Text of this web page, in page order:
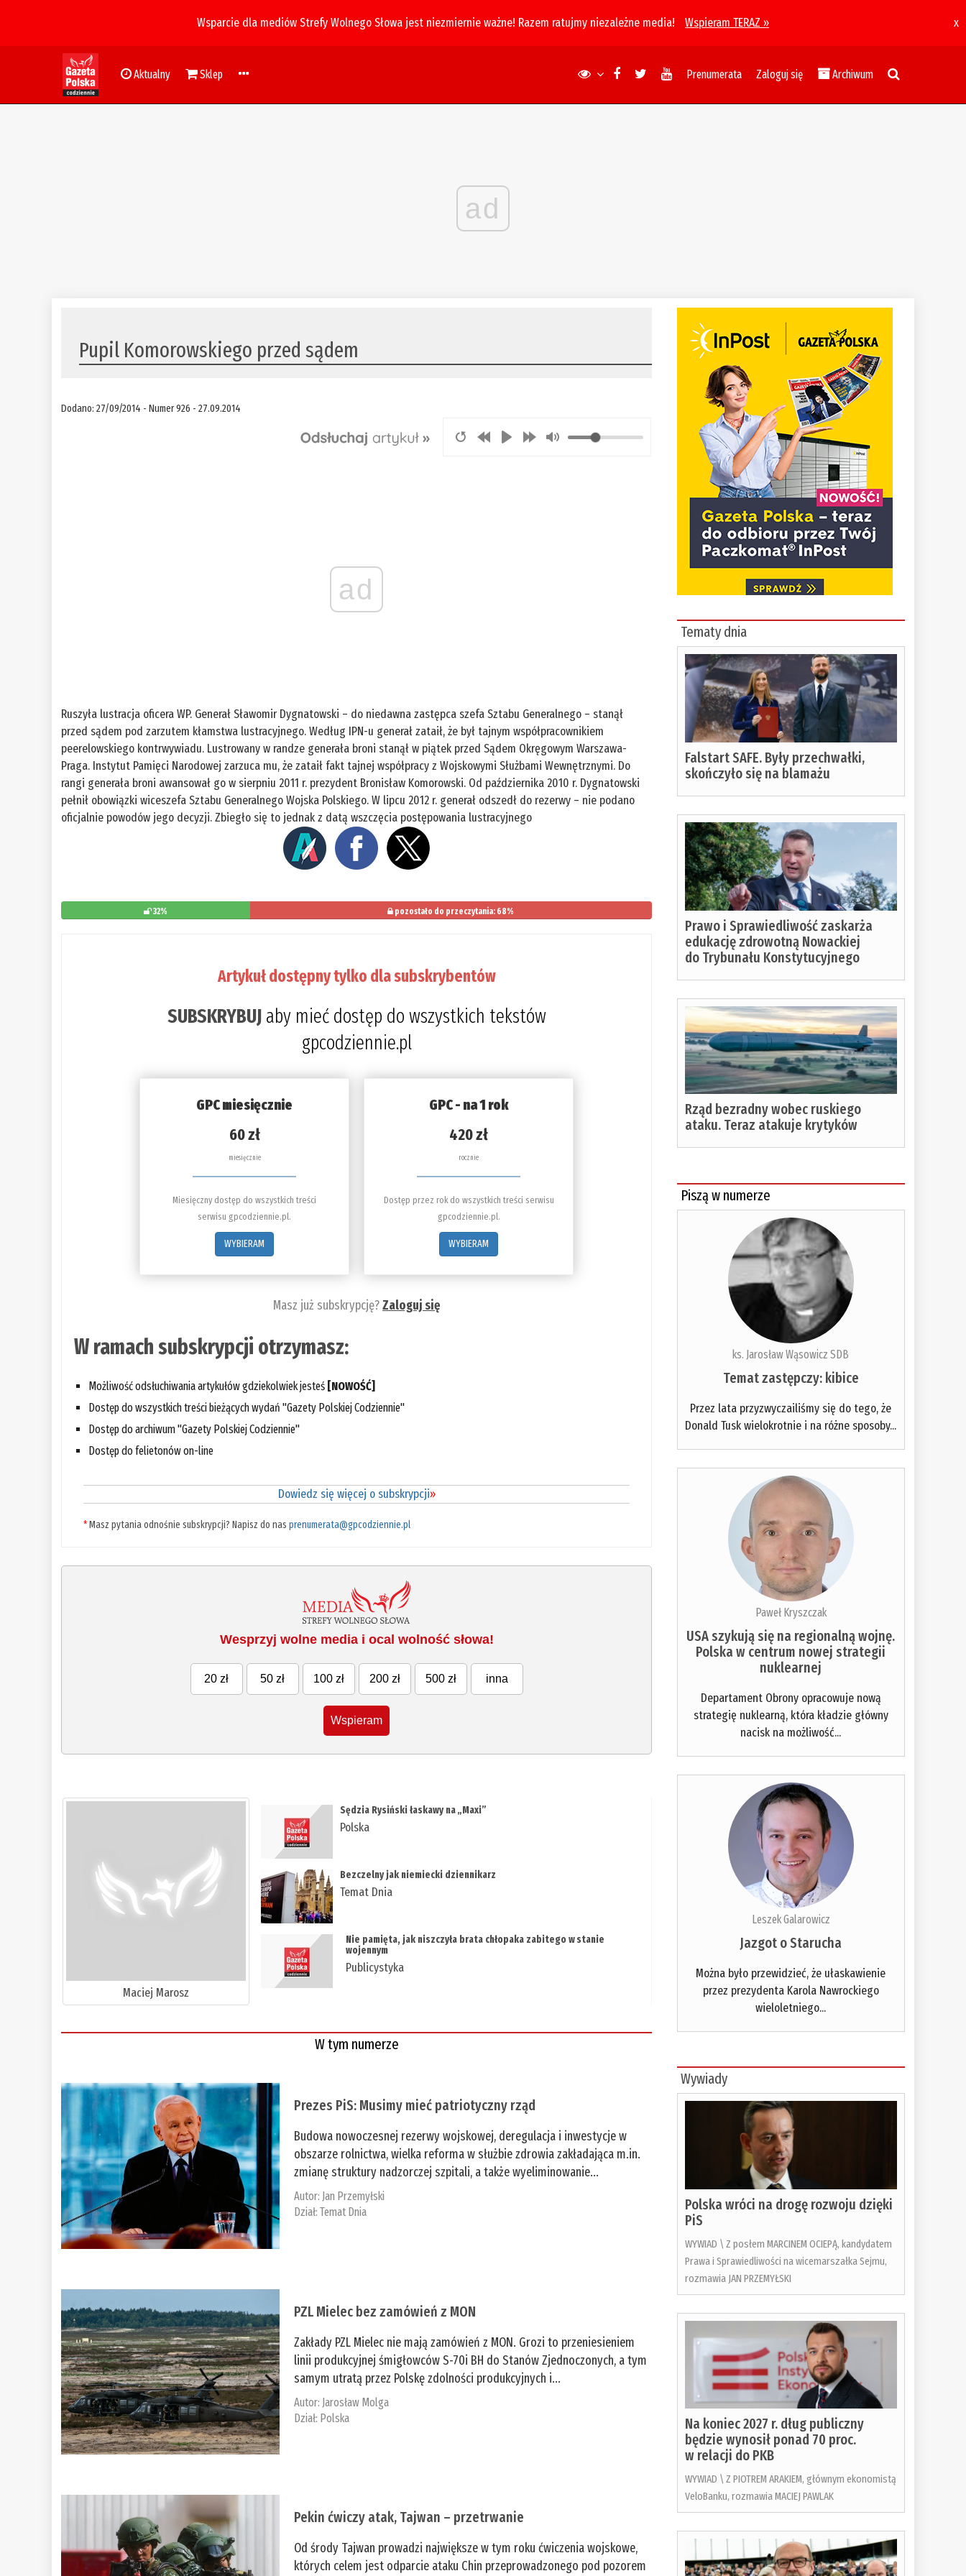
Wsparcie dla mediów Strefy Wolnego Słowa jest niezmiernie ważne! Razem ratujmy niezależne media! Wspieram TERAZ » x
Aktualny Sklep Prenumerata Zaloguj się Archiwum
ad
Pupil Komorowskiego przed sądem
Dodano: 27/09/2014 - Numer 926 - 27.09.2014
ad
Ruszyła lustracja oficera WP. Generał Sławomir Dygnatowski – do niedawna zastępca szefa Sztabu Generalnego – stanął
przed sądem pod zarzutem kłamstwa lustracyjnego. Według IPN-u generał zataił, że był tajnym współpracownikiem
peerelowskiego kontrwywiadu. Lustrowany w randze generała broni stanął w piątek przed Sądem Okręgowym Warszawa-
Praga. Instytut Pamięci Narodowej zarzuca mu, że zataił fakt tajnej współpracy z Wojskowymi Służbami Wewnętrznymi. Do
rangi generała broni awansował go w sierpniu 2011 r. prezydent Bronisław Komorowski. Od października 2010 r. Dygnatowski
pełnił obowiązki wiceszefa Sztabu Generalnego Wojska Polskiego. W lipcu 2012 r. generał odszedł do rezerwy – nie podano
oficjalnie powodów jego decyzji. Zbiegło się to jednak z datą wszczęcia postępowania lustracyjnego
32% pozostało do przeczytania: 68%
Artykuł dostępny tylko dla subskrybentów
SUBSKRYBUJaby mieć dostęp do wszystkich tekstów
gpcodziennie.pl
GPC miesięcznie
60 zł
miesięcznie
Miesięczny dostęp do wszystkich treści
serwisu gpcodziennie.pl.
WYBIERAM
GPC - na 1 rok
420 zł
rocznie
Dostęp przez rok do wszystkich treści serwisu
gpcodziennie.pl.
WYBIERAM
Masz już subskrypcję?Zaloguj się
W ramach subskrypcji otrzymasz:
Możliwość odsłuchiwania artykułów gdziekolwiek jesteś [NOWOŚĆ]
Dostęp do wszystkich treści bieżących wydań "Gazety Polskiej Codziennie"
Dostęp do archiwum "Gazety Polskiej Codziennie"
Dostęp do felietonów on-line
Dowiedz się więcej o subskrypcji»
*Masz pytania odnośnie subskrypcji? Napisz do nasprenumerata@gpcodziennie.pl
Wesprzyj wolne media i ocal wolność słowa!
20 zł 50 zł 100 zł 200 zł 500 zł inna
Wspieram
Maciej Marosz
​Sędzia Rysiński łaskawy na „Maxi”
Polska
Bezczelny jak niemiecki dziennikarz
Temat Dnia
Nie pamięta, jak niszczyła brata chłopaka zabitego w stanie
wojennym
Publicystyka
W tym numerze
Prezes PiS: Musimy mieć patriotyczny rząd
Budowa nowoczesnej rezerwy wojskowej, deregulacja i inwestycje w
obszarze rolnictwa, wielka reforma w służbie zdrowia zakładająca m.in.
zmianę struktury nadzorczej szpitali, a także wyeliminowanie...
Autor: Jan Przemyłski
Dział:Temat Dnia
PZL Mielec bez zamówień z MON
Zakłady PZL Mielec nie mają zamówień z MON. Grozi to przeniesieniem
linii produkcyjnej śmigłowców S-70i BH do Stanów Zjednoczonych, a tym
samym utratą przez Polskę zdolności produkcyjnych i...
Autor: Jarosław Molga
Dział: Polska
Pekin ćwiczy atak, Tajwan – przetrwanie
Od środy Tajwan prowadzi największe w tym roku ćwiczenia wojskowe,
których celem jest odparcie ataku Chin przeprowadzonego pod pozorem
Tematy dnia
Falstart SAFE. Były przechwałki,
skończyło się na blamażu
Prawo i Sprawiedliwość zaskarża
edukację zdrowotną Nowackiej
do Trybunału Konstytucyjnego
Rząd bezradny wobec ruskiego
ataku. Teraz atakuje krytyków
Piszą w numerze
ks. Jarosław Wąsowicz SDB
Temat zastępczy: kibice
Przez lata przyzwyczailiśmy się do tego, że
Donald Tusk wielokrotnie i na różne sposoby...
Paweł Kryszczak
USA szykują się na regionalną wojnę.
Polska w centrum nowej strategii
nuklearnej
Departament Obrony opracowuje nową
strategię nuklearną, która kładzie główny
nacisk na możliwość...
Leszek Galarowicz
Jazgot o Starucha
Można było przewidzieć, że ułaskawienie
przez prezydenta Karola Nawrockiego
wieloletniego...
Wywiady
Polska wróci na drogę rozwoju dzięki
PiS
WYWIAD \ Z posłem MARCINEM OCIEPĄ, kandydatem
Prawa i Sprawiedliwości na wicemarszałka Sejmu,
rozmawia JAN PRZEMYŁSKI
Na koniec 2027 r. dług publiczny
będzie wynosił ponad 70 proc.
w relacji do PKB
WYWIAD \ Z PIOTREM ARAKIEM, głównym ekonomistą
VeloBanku, rozmawia MACIEJ PAWLAK